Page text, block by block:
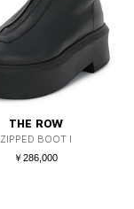
THE ROW
ZIPPED BOOT I
￥286,000